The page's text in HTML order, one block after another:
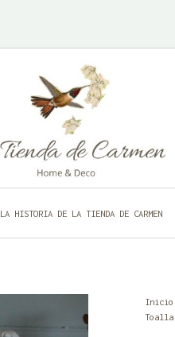
LA HISTORIA DE LA TIENDA DE CARMEN
Inicio
Toalla